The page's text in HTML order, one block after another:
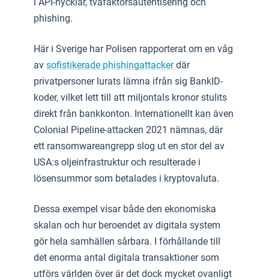
phishing.
Här i Sverige har Polisen rapporterat om en våg
av sofistikerade phishingattackerdär
privatpersoner lurats lämna ifrån sig BankID-
koder, vilket lett till att miljontals kronor stulits
direkt från bankkonton. Internationellt kan även
Colonial Pipeline-attacken 2021 nämnas, där
ett ransomwareangrepp slog ut en stor del av
USA:s oljeinfrastruktur och resulterade i
lösensummor som betalades i kryptovaluta.
Dessa exempel visar både den ekonomiska
skalan och hur beroendet av digitala system
gör hela samhällen sårbara. I förhållande till
det enorma antal digitala transaktioner som
utförs världen över är det dock mycket ovanligt